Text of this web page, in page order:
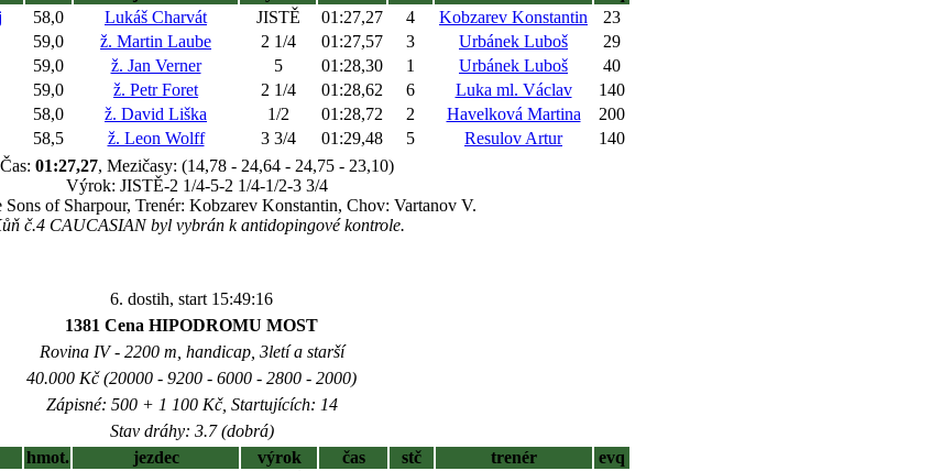
58,0 Lukáš Charvát JISTĚ 01:27,27 4 Kobzarev Konstantin
23
59,0 ž. Martin Laube 2 1/4 01:27,57 3 Urbánek Luboš
29
59,0 ž. Jan Verner 5 01:28,30 1 Urbánek Luboš
40
59,0 ž. Petr Foret 2 1/4 01:28,62 6 Luka ml. Václav
140
58,0 ž. David Liška 1/2 01:28,72 2 Havelková Martina
200
58,5 ž. Leon Wolff 3 3/4 01:29,48 5 Resulov Artur
140
Čas: 01:27,27, Mezičasy: (14,78 - 24,64 - 24,75 - 23,10)
Výrok: JISTĚ-2 1/4-5-2 1/4-1/2-3 3/4
of Sharpour, Trenér: Kobzarev Konstantin, Chov: Vartanov V.
č.4 CAUCASIAN byl vybrán k antidopingové kontrole.
6. dostih, start 15:49:16
1381 Cena HIPODROMU MOST
Rovina IV - 2200 m, handicap, 3letí a starší
40.000 Kč (20000 - 9200 - 6000 - 2800 - 2000)
Zápisné: 500 + 1 100 Kč, Startujících: 14
Stav dráhy: 3.7 (dobrá)
hmot. jezdec výrok čas stč trenér
evq